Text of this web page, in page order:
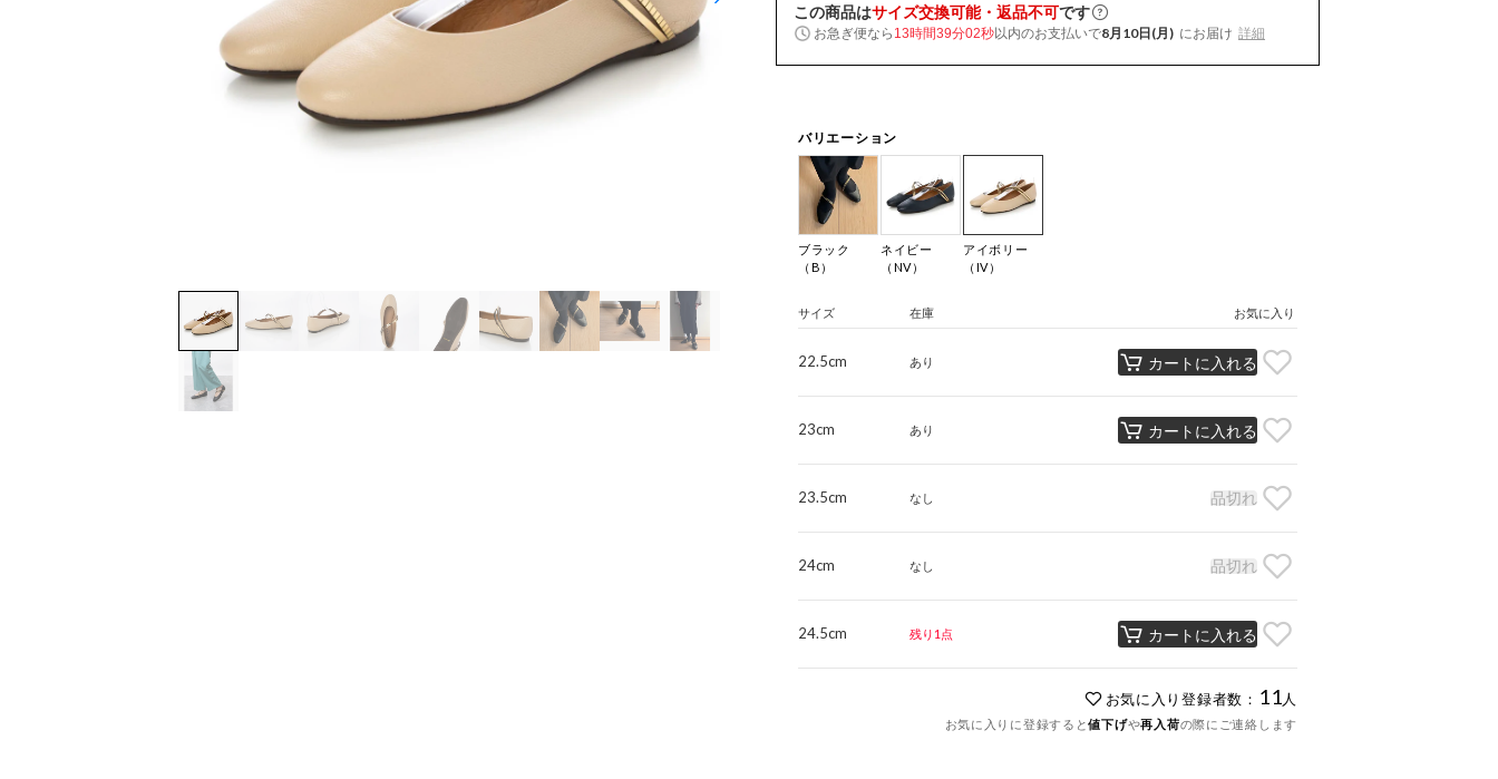
この商品はサイズ交換可能・返品不可です
お急ぎ便なら 13時間39分01秒以内のお支払いで8月10日(月) にお届け 詳細
バリエーション
ブラック
（B）
ネイビー
（NV）
アイボリー
（IV）
サイズ 在庫 お気に入り
22.5cm あり カートに入れる
23cm あり カートに入れる
23.5cm なし 品切れ
24cm なし 品切れ
24.5cm 残り1点 カートに入れる
お気に入り登録者数： 11 人
お気に入りに登録すると値下げや再入荷の際にご連絡します